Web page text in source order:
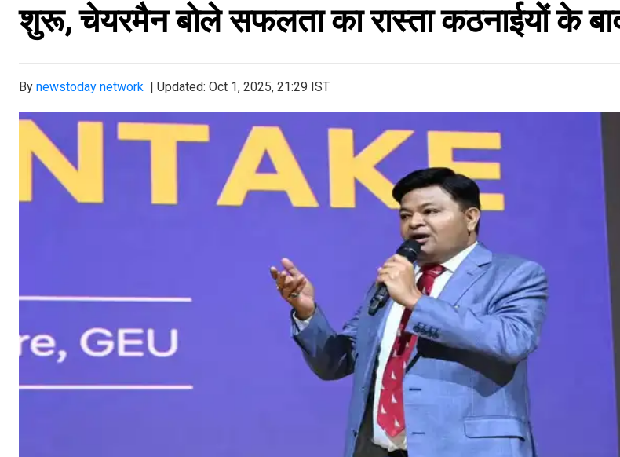
शुरू, चेयरमैन बोले सफलता का रास्ता कठनाईयों के बाद
By newstoday network | Updated: Oct 1, 2025, 21:29 IST